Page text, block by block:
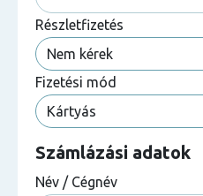
Részletfizetés
Fizetési mód
Számlázási adatok
Név / Cégnév